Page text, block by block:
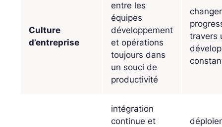
Culture
d’entreprise
entre les
équipes
développement
et opérations
toujours dans
un souci de
productivité
travers
intégration
continue et